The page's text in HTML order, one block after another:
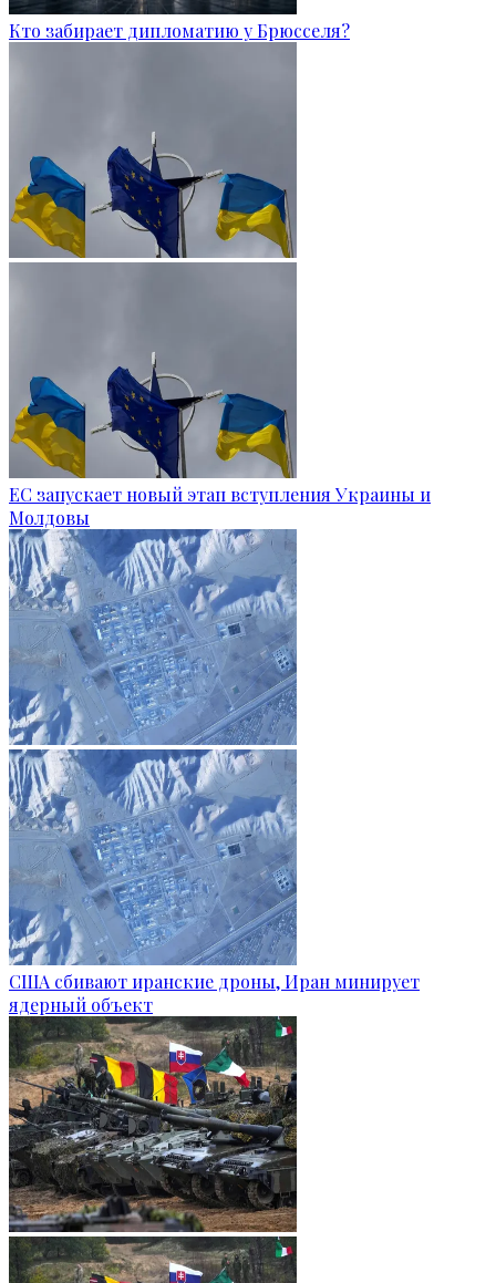
Кто забирает дипломатию у Брюсселя?
ЕС запускает новый этап вступления Украины и
Молдовы
США сбивают иранские дроны, Иран минирует
ядерный объект